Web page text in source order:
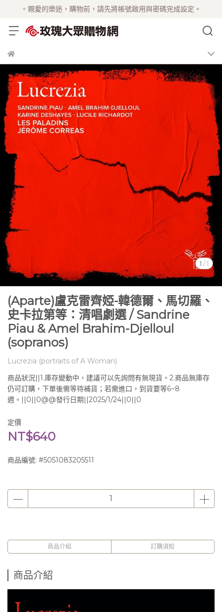
。親愛的樂迷，購物前，請先將帳號啟用與密碼完成設定。
1 /1
(Aparte)盧克雷齊婭-韓德爾、馬切羅、
史卡拉第等：清唱劇選 / Sandrine
Piau & Amel Brahim-Djelloul
(sopranos)
Lucrezia (portraits of A Woman)
商品狀況||1.庫存變動中，建議可以先詢問有無現貨。2.商品無庫存
仍可訂購，下單後需等待補貨；若需進口，到貨要等6~8
週。||0||0@@發行日期||2025/1/24||0||0
定價
NT$640
商品編號: #5051083205511
商品介紹 訂購須知
商品介紹